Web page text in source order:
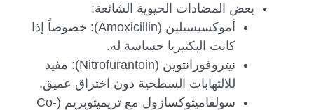
بعض المضادات الحيوية الشائعة:
أموكسيسيلين (Amoxicillin): خصوصاً إذا
كانت البكتيريا حساسة له.
نيتروفورانتوين (Nitrofurantoin): مفيد
للالتهابات السطحية دون اختراق عميق.
سولفاميثوكسازول مع تريميثوبريم (Co-